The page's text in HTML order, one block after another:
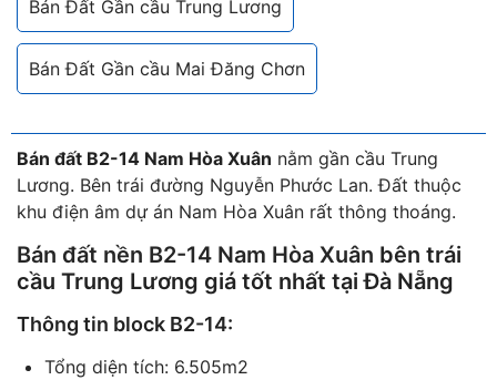
Bán Đất Gần cầu Trung Lương
Bán Đất Gần cầu Mai Đăng Chơn
Bán đất B2-14 Nam Hòa Xuân nằm gần cầu Trung
Lương. Bên trái đường Nguyễn Phước Lan. Đất thuộc
khu điện âm dự án Nam Hòa Xuân rất thông thoáng.
Bán đất nền B2-14 Nam Hòa Xuân bên trái
cầu Trung Lương giá tốt nhất tại Đà Nẵng
Thông tin block B2-14:
Tổng diện tích: 6.505m2